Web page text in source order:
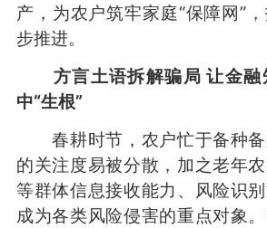
产，为农户筑牢家庭“保障网”
步推进。
方言土语拆解骗局 让金
中“生根”
春耕时节，农户忙于备种备
的关注度易被分散，加之老年
等群体信息接收能力、风险识
成为各类风险侵害的重点对象